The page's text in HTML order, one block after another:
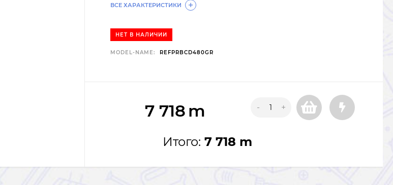
ВСЕ ХАРАКТЕРИСТИКИ
НЕТ В НАЛИЧИИ
MODEL-NAME: REFPRBCD480GR
7 718 m - +
Итого: 7 718 m